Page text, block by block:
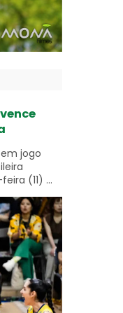
jogo
(11) ...